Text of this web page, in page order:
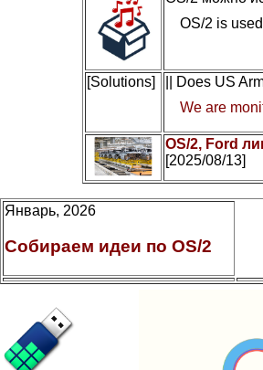
OS/2 is
[Solutions]
|| Does US
We are
OS/2, Ford
[2025/08/13]
Январь, 2026
Собираем идеи по OS/2